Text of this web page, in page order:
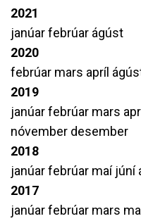
2021
janúarfebrúar ágúst
2020
febrúar mars apríl
2019
janúarfebrúar mars
nóvember desember
2018
janúarfebrúar maí júní
2017
janúarfebrúar mars